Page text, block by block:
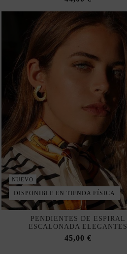
NUEVO
DISPONIBLE EN TIENDA FÍSICA
PENDIENTES DE ESPIRAL
ESCALONADA ELEGANTES
45,00 €